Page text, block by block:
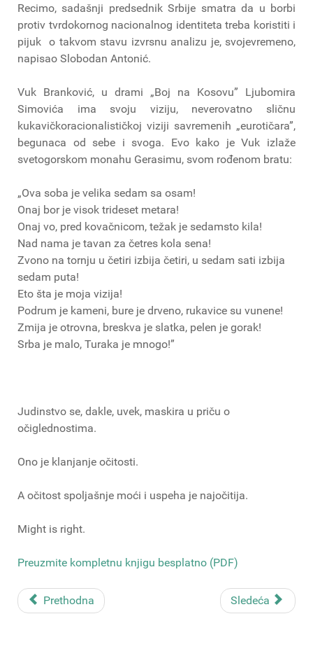
Recimo, sadašnji predsednik Srbije smatra da u borbi
protiv tvrdokornog nacionalnog identiteta treba koristiti i
pijuk ­ o takvom stavu izvrsnu analizu je, svojevremeno,
napisao Slobodan Antonić.
Vuk Branković, u drami „Boj na Kosovu” Ljubomira
Simovića ima svoju viziju, neverovatno sličnu
kukavičko­racionalističkoj viziji savremenih „eurotičara”,
begunaca od sebe i svoga. Evo kako je Vuk izlaže
svetogorskom monahu Gerasimu, svom rođenom bratu:
„Ova soba je velika sedam sa osam!
Onaj bor je visok trideset metara!
Onaj vo, pred kovačnicom, težak je sedamsto kila!
Nad nama je tavan za četres kola sena!
Zvono na tornju u četiri izbija četiri, u sedam sati izbija
sedam puta!
Eto šta je moja vizija!
Podrum je kameni, bure je drveno, rukavice su vunene!
Zmija je otrovna, breskva je slatka, pelen je gorak!
Srba je malo, Turaka je mnogo!”
Judinstvo se, dakle, uvek, maskira u priču o
očiglednostima.
Ono je klanjanje očitosti.
A očitost spoljašnje moći i uspeha je najočitija.
Might is right.
Preuzmite kompletnu knjigu besplatno (PDF)
Prethodna Sledeća